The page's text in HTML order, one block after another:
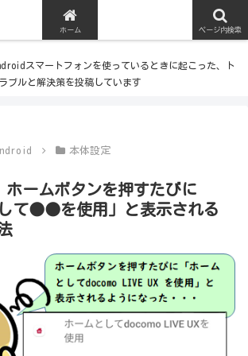
スマートフォンを使っているときに起こった、ト
ラブルと解決策を投稿しています
本体設定
ホームボタンを押すたびに
して●●を使用」と表示される
ホーム ページ内検索